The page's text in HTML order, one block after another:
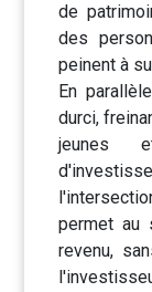
de
des
peinent à
En
durci,
jeunes
permet au
revenu,